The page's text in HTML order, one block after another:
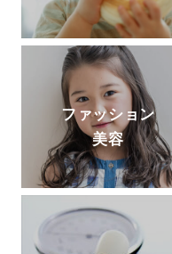
ファッション
美容